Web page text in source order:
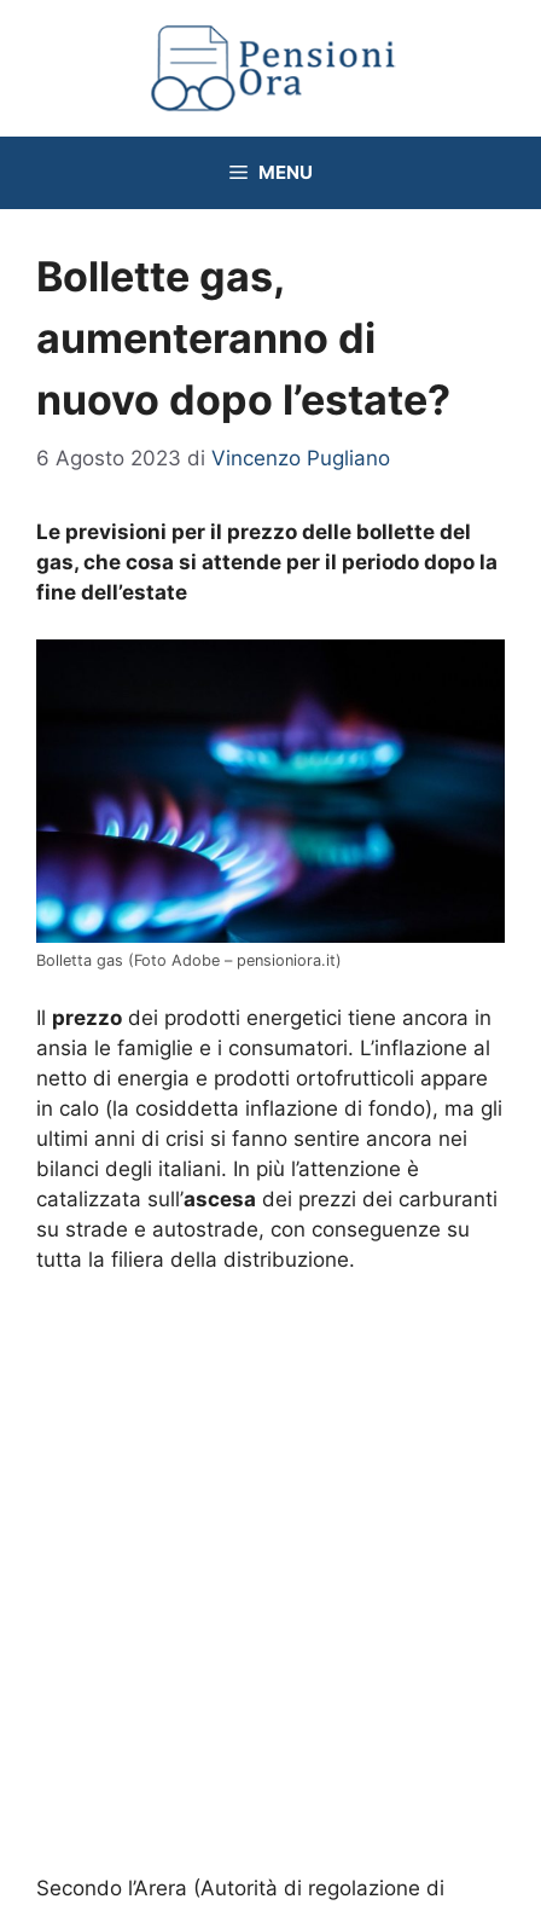
MENU
Bollette gas,
aumenteranno di
nuovo dopo l’estate?
6 Agosto 2023 di Vincenzo Pugliano
Le previsioni per il prezzo delle bollette del
gas, che cosa si attende per il periodo dopo la
fine dell’estate
Bolletta gas (Foto Adobe – pensioniora.it)
Il prezzo dei prodotti energetici tiene ancora in
ansia le famiglie e i consumatori. L’inflazione al
netto di energia e prodotti ortofrutticoli appare
in calo (la cosiddetta inflazione di fondo), ma gli
ultimi anni di crisi si fanno sentire ancora nei
bilanci degli italiani. In più l’attenzione è
catalizzata sull’ascesa dei prezzi dei carburanti
su strade e autostrade, con conseguenze su
tutta la filiera della distribuzione.
Secondo l’Arera (Autorità di regolazione di